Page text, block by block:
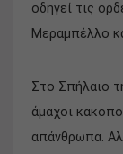
οδηγεί τις
Μεραμπέλλο
Στο Σπήλαιο
άμαχοι
απάνθρωπα.